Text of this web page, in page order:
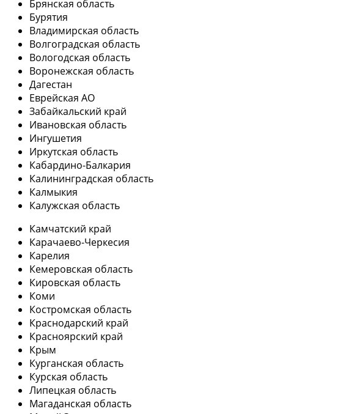
Брянская область
Бурятия
Владимирская область
Волгоградская область
Вологодская область
Воронежская область
Дагестан
Еврейская АО
Забайкальский край
Ивановская область
Ингушетия
Иркутская область
Кабардино-Балкария
Калининградская область
Калмыкия
Калужская область
Камчатский край
Карачаево-Черкесия
Карелия
Кемеровская область
Кировская область
Коми
Костромская область
Краснодарский край
Красноярский край
Крым
Курганская область
Курская область
Липецкая область
Магаданская область